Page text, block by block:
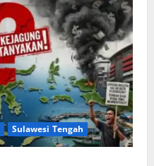
Sulawesi Tengah